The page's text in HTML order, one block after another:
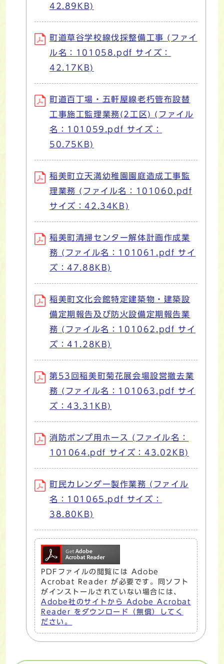
42.89KB)
町道草谷学校線伐採整備工事 (ファイ
ル名：101058.pdf サイズ：
42.17KB)
町道百丁場・五軒屋線老朽管布設替
工事施工監理業務(2工区) (ファイル
名：101059.pdf サイズ：
50.75KB)
稲美町立天満幼稚園園庭造成工事監
理業務 (ファイル名：101060.pdf
サイズ：42.34KB)
稲美町清掃センター解体計画作成業
務 (ファイル名：101061.pdf サイ
ズ：47.88KB)
稲美町文化会館特定建築物・建築設
備定期報告及び防火設備定期報告業
務 (ファイル名：101062.pdf サイ
ズ：41.28KB)
第53回稲美町菊花展会場設営撤去業
務 (ファイル名：101063.pdf サイ
ズ：43.31KB)
消防ポンプ用ホース (ファイル名：
101064.pdf サイズ：43.02KB)
町民カレンダー製作業務 (ファイル
名：101065.pdf サイズ：
38.80KB)
PDFファイルの閲覧には Adobe
Acrobat Reader が必要です。同ソフト
がインストールされていない場合には、
Adobe社のサイトから Adobe Acrobat
Reader をダウンロード（無償）してく
ださい。